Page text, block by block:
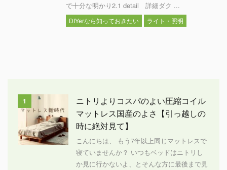
で十分な明かり2.1 detail 詳細ダク ...
DIYerなら知っておきたい ライト・照明
1
ニトリよりコスパのよい圧縮コイル
マットレス国産のよさ【引っ越しの
時に絶対見て】
こんにちは、 もう7年以上同じマットレスで
寝ていませんか？ いつもベッドはニトリし
か見に行かないよ、とそんな方に最後まで見